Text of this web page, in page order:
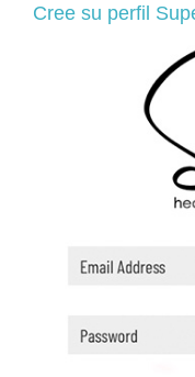
Cree su perfil